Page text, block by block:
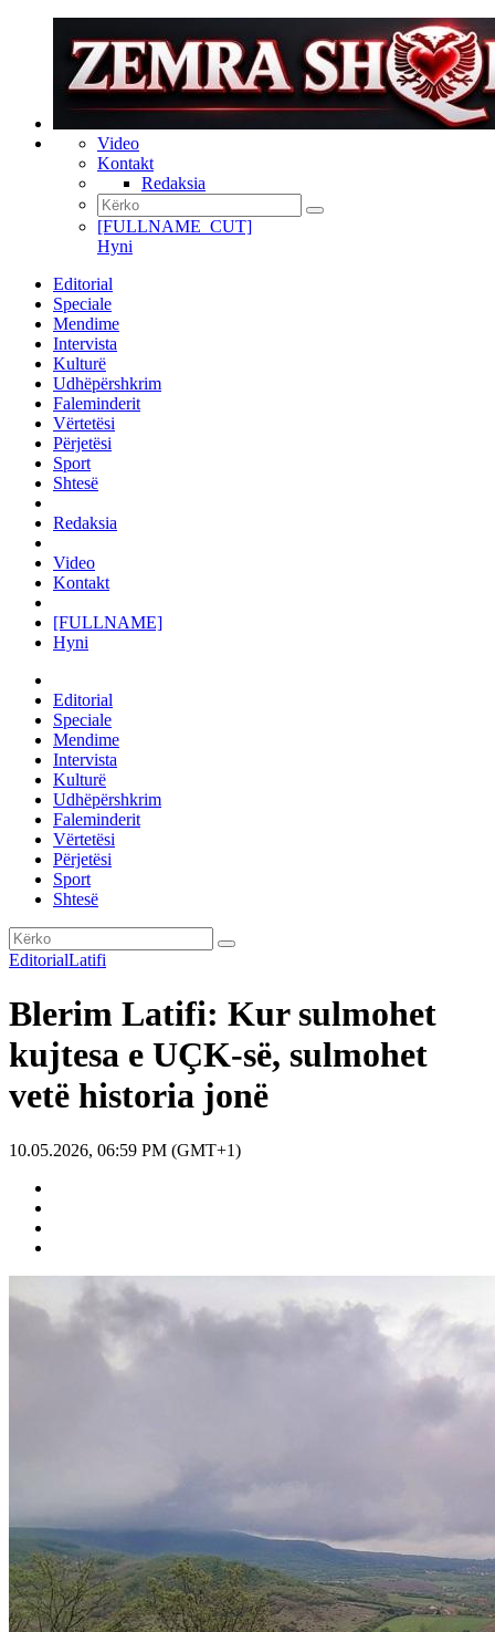
Video
Kontakt
Redaksia
[FULLNAME_CUT]
Hyni
Editorial
Speciale
Mendime
Intervista
Kulturë
Udhëpërshkrim
Faleminderit
Vërtetësi
Përjetësi
Sport
Shtesë
Redaksia
Video
Kontakt
[FULLNAME]
Hyni
Editorial
Speciale
Mendime
Intervista
Kulturë
Udhëpërshkrim
Faleminderit
Vërtetësi
Përjetësi
Sport
Shtesë
EditorialLatifi
Blerim Latifi: Kur sulmohet
kujtesa e UÇK-së, sulmohet
vetë historia jonë
10.05.2026, 06:59 PM (GMT+1)